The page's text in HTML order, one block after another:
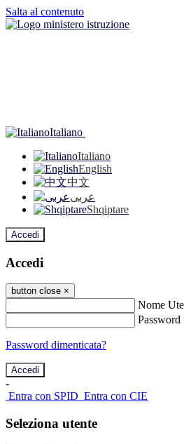
Salta al contenuto
Italiano
Italiano
English
中文
عربى
Shqiptare
Accedi
Accedi
button close ×
Nome
Password
Password dimenticata?
-
Entra con SPID Entra con CIE
Seleziona utente